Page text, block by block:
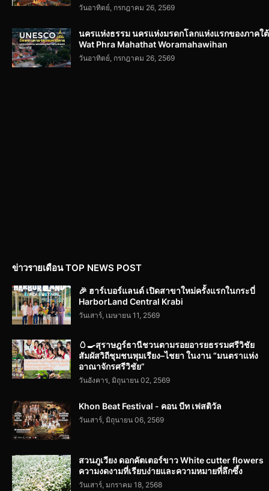
วันอาทิตย์, กรกฎาคม 26, 2569
นครแห่งธรรม นครแห่งมรดกโลกแห่งแรกของภาคใต้
Wat Phra Mahathat Woramahawihan
วันอาทิตย์, กรกฎาคม 26, 2569
ข่าวรายเดือน TOP NEWS POST
🎉 ฮาร์เบอร์แลนด์ เปิดสาขาใหม่ครั้งแรกในกระบี่
HarborLand Central Krabi
วันเสาร์, เมษายน 11, 2569
🥚🍳สุราษฎร์ธานีชวนตามรอยอารยธรรมศรีวิชัย
สัมผัสวิถีชุมชนพุมเรียง–ไชยา ในงาน “มนตราแห่ง
อาณาจักรศรีวิชัย”
วันอังคาร, มิถุนายน 02, 2569
Khon Beat Festival - คอน บีท เฟสติวัล
วันเสาร์, มิถุนายน 06, 2569
สวนภูเวียง ดอกคัตเตอร์ขาว White cutter flowers
ความงดงามที่เรียบง่ายและความหมายที่ลึกซึ้ง
วันเสาร์, มกราคม 18, 2568